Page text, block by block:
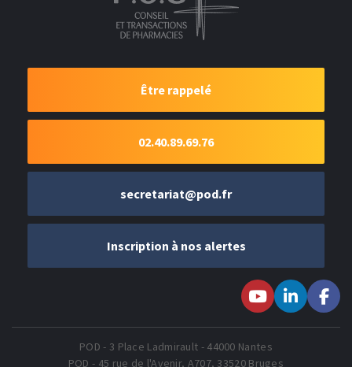
Être rappelé
02.40.89.69.76
secretariat@pod.fr
Inscription à nos alertes
Youtubesur LinkedIn
nous sur
POD - 3 Place Ladmirault - 44000 Nantes
POD - 45 rue de l'Avenir, A707, 33520 Bruges